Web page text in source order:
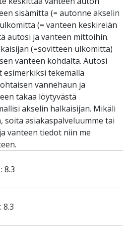
sisämitta (= autonne akselin
(= vanteen keskireiän
autosi ja vanteen mittoihin.
(=sovitteen ulkomitta)
vanteen kohdalta. Autosi
esimerkiksi tekemällä
vannehaun ja
takaa löytyvästä
akselin halkaisijan. Mikäli
soita asiakaspalveluumme tai
vanteen tiedot niin me
8.3
8.3